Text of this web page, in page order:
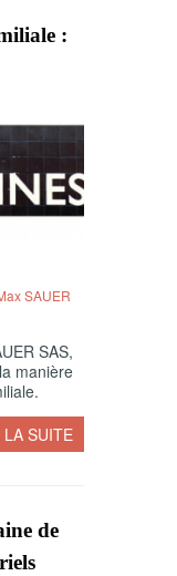
:
SAUER
SAS,
manière
LA SUITE
de